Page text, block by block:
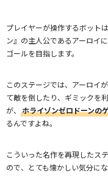
プレイヤーが操作するボット
ン』の主人公であるアーロイ
ゴールを目指します。
このステージでは、アーロイ
て敵を倒したり、ギミックを
が、
ホライゾンゼロドーンの
るんですよね。
こういった名作を再現したス
ので、とても懐かしい気分にな